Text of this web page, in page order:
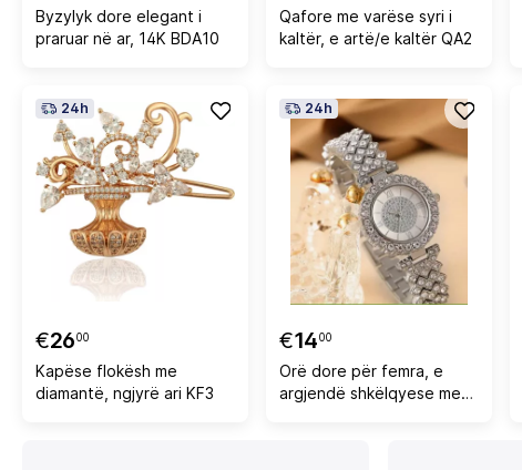
Byzylyk dore elegant i
praruar në ar, 14K BDA10
Qafore me varëse syri i
kaltër, e artë/e kaltër QA2
24h
€2600
Kapëse flokësh me
diamantë, ngjyrë ari KF3
24h
€1400
Orë dore për femra, e
argjendë shkëlqyese me